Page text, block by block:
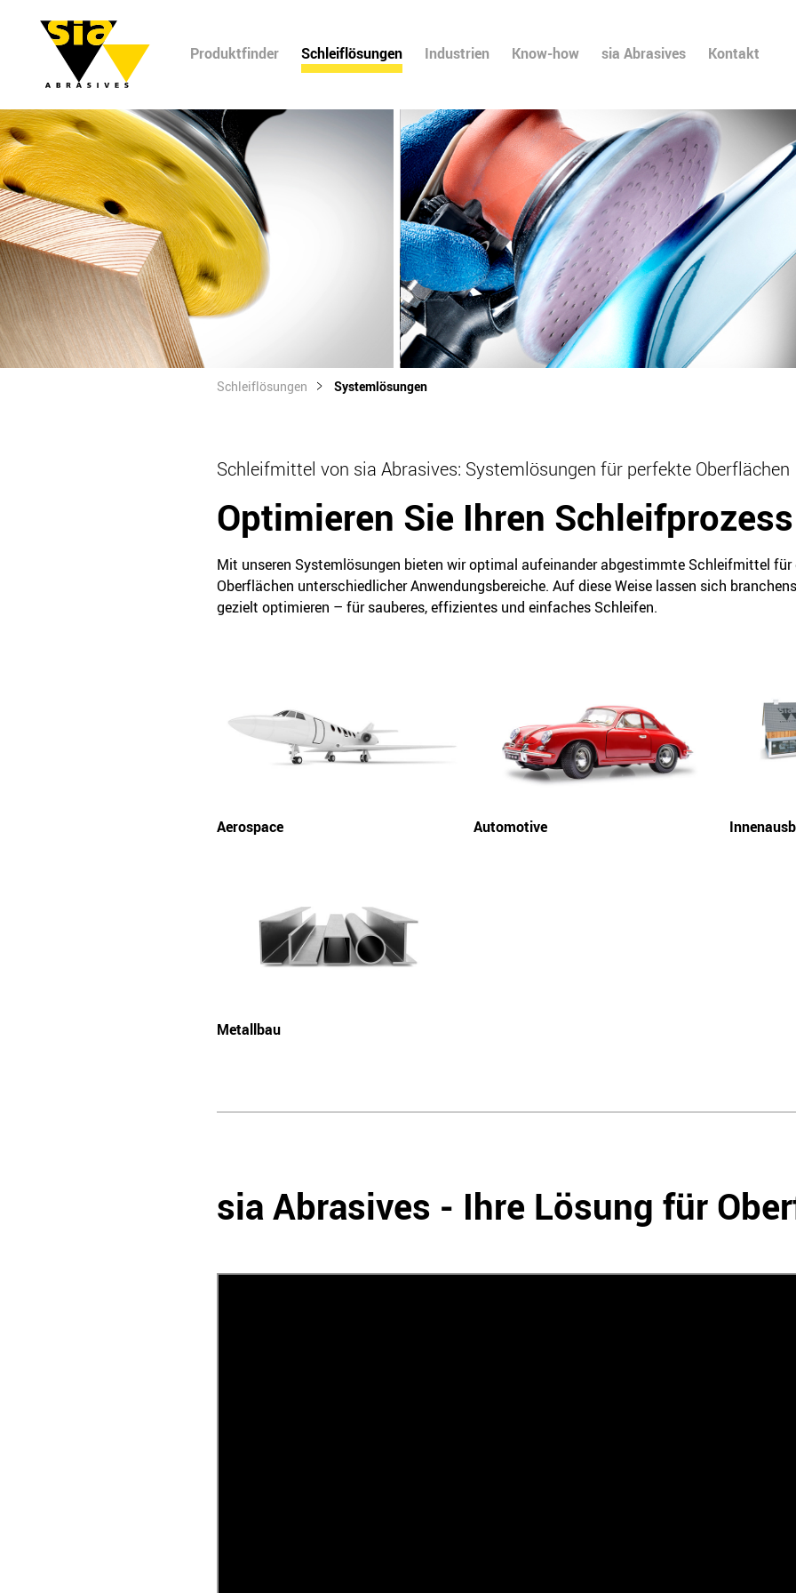
Produktfinder Schleiflösungen Industrien Know-how sia Abrasives Kontakt
Schleiflösungen Systemlösungen
Schleifmittel von sia Abrasives: Systemlösungen für perfekte Oberflächen
Optimieren Sie Ihren Schleifprozess
Mit unseren Systemlösungen bieten wir optimal aufeinander abgestimmte Schleifmittel
Oberflächen unterschiedlicher Anwendungsbereiche. Auf diese Weise lassen sich
gezielt optimieren – für sauberes, effizientes und einfaches Schleifen.
Aerospace Automotive
Metallbau
sia Abrasives - Ihre Lösung für